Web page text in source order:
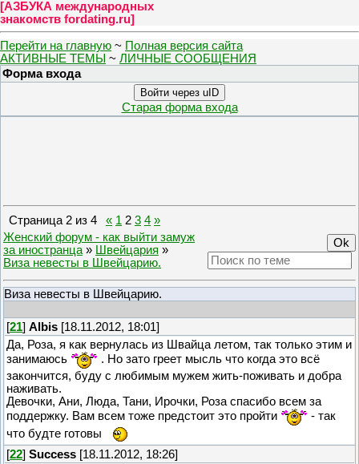
[АЗБУКА международных
знакомств fordating.ru]
Перейти на главную ~ Полная версия сайта
АКТИВНЫЕ ТЕМЫ ~ ЛИЧНЫЕ СООБЩЕНИЯ
Форма входа
Войти через uID
Старая форма входа
Страница2 из 4 « 1 2 3 4 »
Женский форум - как выйти замуж
за иностранца » Швейцария »
Виза невесты в Швейцарию.
Виза невесты в Швейцарию.
[21] Albis [18.11.2012, 18:01]
Да, Роза, я как вернулась из Швайца летом, так только этим и
занимаюсь
. Но зато греет мысль что когда это всё
закончится, буду с любимым мужем жить-поживать и добра
наживать.
Девочки, Ани, Люда, Тани, Ирочки, Роза спасибо всем за
поддержку. Вам всем тоже предстоит это пройти
- так
что будте готовы
[22] Success [18.11.2012, 18:26]